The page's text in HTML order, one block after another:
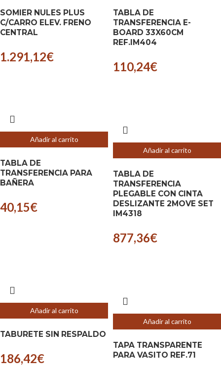
SOMIER NULES PLUS
C/CARRO ELEV. FRENO
CENTRAL
1.291,12€
TABLA DE
TRANSFERENCIA E-
BOARD 33X60CM
REF.IM404
110,24€
Añadir al carrito
TABLA DE
TRANSFERENCIA PARA
BAÑERA
40,15€
Añadir al carrito
TABLA DE
TRANSFERENCIA
PLEGABLE CON CINTA
DESLIZANTE 2MOVE SET
IM4318
877,36€
Añadir al carrito
TABURETE SIN RESPALDO
186,42€
Añadir al carrito
TAPA TRANSPARENTE
PARA VASITO REF.71